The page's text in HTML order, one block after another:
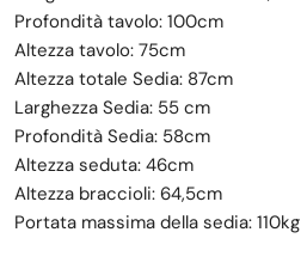
Profondità tavolo: 100cm
Altezza tavolo: 75cm
Altezza totale Sedia: 87cm
Larghezza Sedia: 55 cm
Profondità Sedia: 58cm
Altezza seduta: 46cm
Altezza braccioli: 64,5cm
Portata massima della sedia: 110kg